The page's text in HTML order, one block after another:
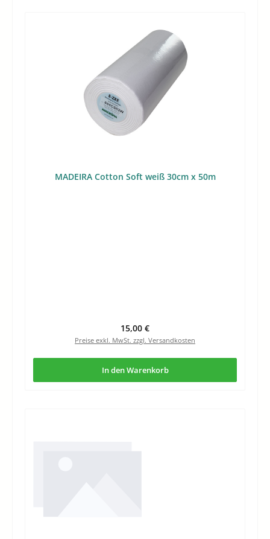
MADEIRA Cotton Soft weiß 30cm x 50m
Regulärer Preis:
15,00 €
Preise exkl. MwSt. zzgl. Versandkosten
In den Warenkorb